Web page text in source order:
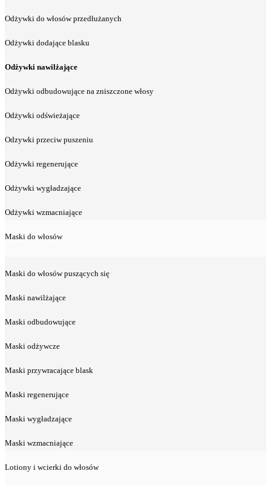
Odżywki do włosów przedłużanych
Odżywki dodające blasku
Odżywki nawilżające
Odżywki odbudowujące na zniszczone włosy
Odżywki odświeżające
Odzywki przeciw puszeniu
Odżywki regenerujące
Odżywki wygładzające
Odżywki wzmacniające
Maski do włosów
Maski do włosów puszących się
Maski nawilżające
Maski odbudowujące
Maski odżywcze
Maski przywracające blask
Maski regenerujące
Maski wygładzające
Maski wzmacniające
Lotiony i wcierki do włosów